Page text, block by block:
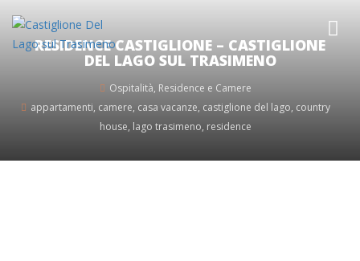
RESIDENCE CASTIGLIONE – CASTIGLIONE
DEL LAGO SUL TRASIMENO
Ospitalità, Residence e Camere
appartamenti, camere, casa vacanze, castiglione del lago, country
house, lago trasimeno, residence